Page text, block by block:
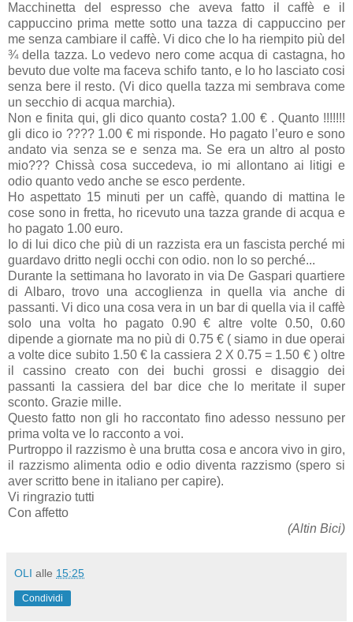
Macchinetta del espresso che aveva fatto il caffè e il
cappuccino prima mette sotto una tazza di cappuccino per
me senza cambiare il caffè. Vi dico che lo ha riempito più del
¾ della tazza. Lo vedevo nero come acqua di castagna, ho
bevuto due volte ma faceva schifo tanto, e lo ho lasciato cosi
senza bere il resto. (Vi dico quella tazza mi sembrava come
un secchio di acqua marchia).
Non e finita qui, gli dico quanto costa? 1.00 € . Quanto !!!!!!!
gli dico io ???? 1.00 € mi risponde. Ho pagato l’euro e sono
andato via senza se e senza ma. Se era un altro al posto
mio??? Chissà cosa succedeva, io mi allontano ai litigi e
odio quanto vedo anche se esco perdente.
Ho aspettato 15 minuti per un caffè, quando di mattina le
cose sono in fretta, ho ricevuto una tazza grande di acqua e
ho pagato 1.00 euro.
Io di lui dico che più di un razzista era un fascista perché mi
guardavo dritto negli occhi con odio. non lo so perché...
Durante la settimana ho lavorato in via De Gaspari quartiere
di Albaro, trovo una accoglienza in quella via anche di
passanti. Vi dico una cosa vera in un bar di quella via il caffè
solo una volta ho pagato 0.90 € altre volte 0.50, 0.60
dipende a giornate ma no più di 0.75 € ( siamo in due operai
a volte dice subito 1.50 € la cassiera 2 X 0.75 = 1.50 € ) oltre
il cassino creato con dei buchi grossi e disaggio dei
passanti la cassiera del bar dice che lo meritate il super
sconto. Grazie mille.
Questo fatto non gli ho raccontato fino adesso nessuno per
prima volta ve lo racconto a voi.
Purtroppo il razzismo è una brutta cosa e ancora vivo in giro,
il razzismo alimenta odio e odio diventa razzismo (spero si
aver scritto bene in italiano per capire).
Vi ringrazio tutti
Con affetto
(Altin Bici)
OLI alle 15:25
Condividi